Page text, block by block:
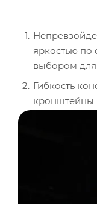
яркостью по
выбором для
Гибкость
кронштейны
на